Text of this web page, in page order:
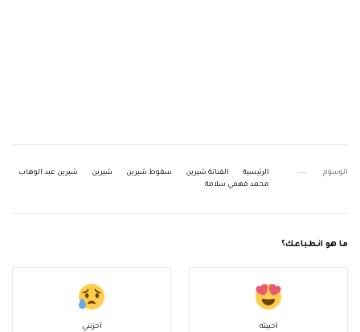
الوسوم الرئيسية الفنانة شيرين سقوط شيرين شيرين
شيرين عبد الوهاب
محمد فهمي سلامة
ما هو انطباعك؟
أحببته أحزنني